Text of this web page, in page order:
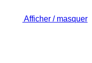
Afficher / masquer